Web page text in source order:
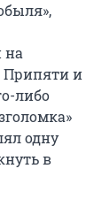
на
Припяти и
либо
одну
в